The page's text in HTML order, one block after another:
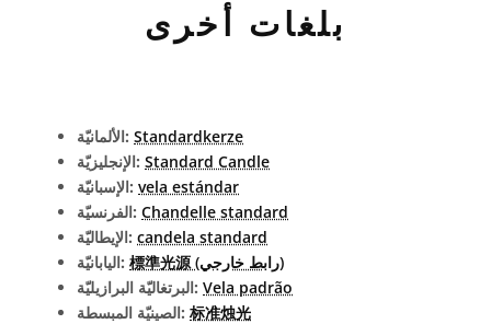
بلغات أخرى
الألمانيّة: Standardkerze
الإنجليزيّة: Standard Candle
الإسبانيّة: vela estándar
الفرنسيّة: Chandelle standard
الإيطاليّة: candela standard
اليابانيّة:
標準光源 (رابط خارجي)
البرتغاليّة البرازيليّة: Vela padrão
الصينيّة المبسطة: 标准烛光